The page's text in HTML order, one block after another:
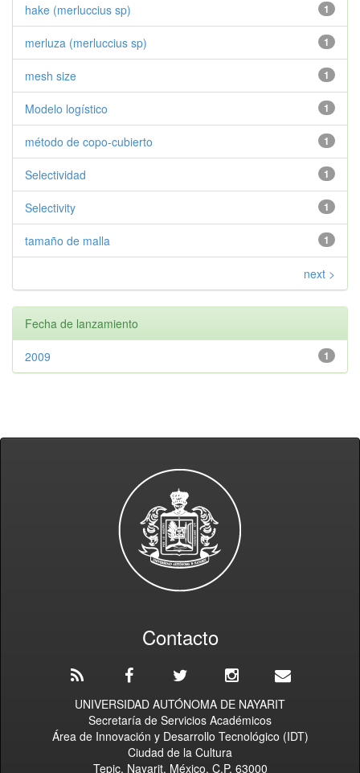
1
hake (merluccius sp)
1
merluza (merluccius sp)
1
mesh size
1
Modelo logístico
1
método de copo-cubierto
1
Selectividad
1
Selectivity
1
tamaño de malla
next >
Fecha de lanzamiento
1
2009
Contacto
UNIVERSIDAD AUTÓNOMA DE NAYARIT
Secretaría de Servicios Académicos
Área de Innovación y Desarrollo Tecnológico (IDT)
Ciudad de la Cultura
Tepic, Nayarit, México. C.P. 63000